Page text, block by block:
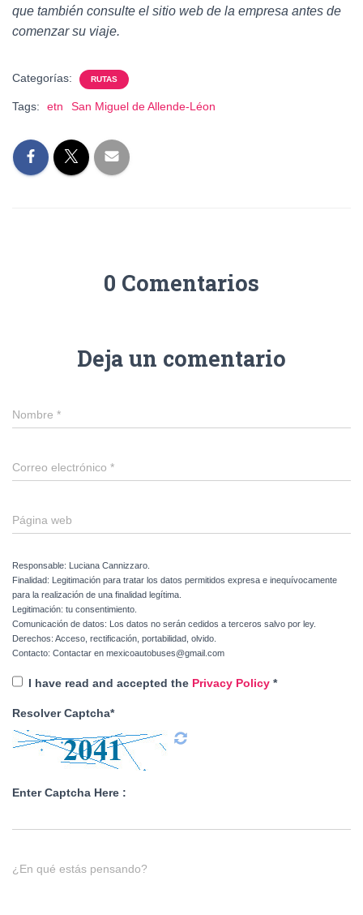
que también consulte el sitio web de la empresa antes de
comenzar su viaje.
Categorías: RUTAS
Tags: etn San Miguel de Allende-Léon
0 Comentarios
Deja un comentario
Nombre *
Correo electrónico *
Página web
Responsable: Luciana Cannizzaro.
Finalidad: Legitimación para tratar los datos permitidos expresa e inequívocamente
para la realización de una finalidad legítima.
Legitimación: tu consentimiento.
Comunicación de datos: Los datos no serán cedidos a terceros salvo por ley.
Derechos: Acceso, rectificación, portabilidad, olvido.
Contacto: Contactar en mexicoautobuses@gmail.com
I have read and accepted the Privacy Policy *
Resolver Captcha*
Enter Captcha Here :
¿En qué estás pensando?